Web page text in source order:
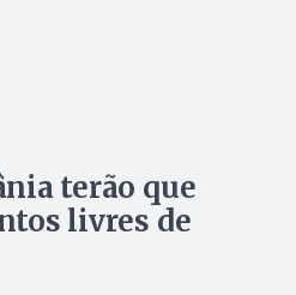
terão que
livres de